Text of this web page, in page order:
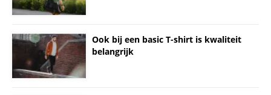
Ook bij een basic T-shirt is kwaliteit
belangrijk